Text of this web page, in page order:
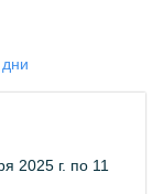
2025 г. по 11